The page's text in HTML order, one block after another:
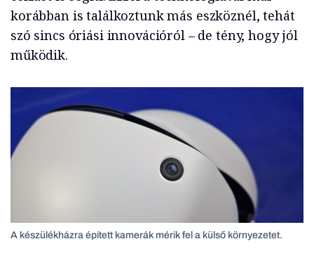
korábban is találkoztunk más eszköznél, tehát
szó sincs óriási innovációról – de tény, hogy jól
működik.
A készülékházra épített kamerák mérik fel a külső környezetet.